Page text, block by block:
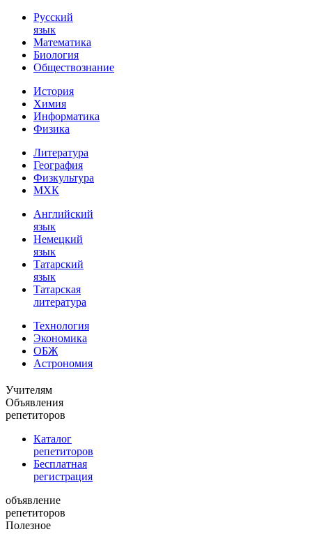
Русский
язык
Математика
Биология
Обществознание
История
Химия
Информатика
Физика
Литература
География
Физкультура
МХК
Английский
язык
Немецкий
язык
Татарский
язык
Татарская
литература
Технология
Экономика
ОБЖ
Астрономия
Учителям
Объявления
репетиторов
Каталог
репетиторов
Бесплатная
регистрация
объявление
репетиторов
Полезное